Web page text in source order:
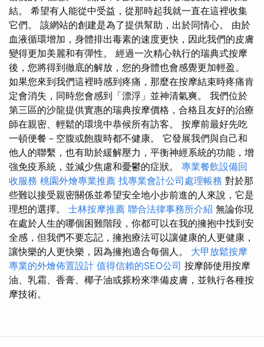
結。 希望有人能從中受益，從那時起我就一直在這裡收集
它們。 該網站的創建是為了提供幫助，出於同情心。 由於
血液循環增加，身體排出毒素的速度更快，因此我們的皮膚
變得更加美麗和有彈性。 經過一次精心執行的瑞典式按摩
後，您將得到徹底的解放，您的身體也會感覺更加輕盈。
如果您來到我們這裡時感到疼痛，那麼在按摩結束時疼痛肯
定會消失，同時您會感到「漂浮」並神清氣爽。 我們位於
第三區的沙龍提供實惠的瑞典按摩價格，合格且友好的治療
師在親密、輕鬆的環境中恭候所有訪客。 按摩前最好先吃
一頓便餐－空腹或飽腹時都不健康。 它發展我們與自己和
他人的聯繫，也有助於緩解壓力，平衡神經系統的功能，增
強免疫系統，並減少焦慮和憂鬱的症狀。 專業餐飲設備回
收服務 桃園外燴專業推薦 找專業會計公司處理帳務 對於那
些難以接受親密關係並希望安全地小步前進的人來說，它是
理想的選擇。 士林按摩推薦 聯合法律事務所介紹 無論你現
在處於人生的哪個困難階段，你都可以在我的擁抱中找到安
全感，但我們不要忘記，擁抱療法可以讓健康的人更健康，
讓快樂的人更快樂，因為擁抱適合每個人。 大甲放鬆按摩
專業的外燴佈置設計 值得信賴的SEO公司 按摩師使用按摩
油、乳霜、香膏、椰子油或搽粉來準備皮膚，並執行各種按
摩技術。